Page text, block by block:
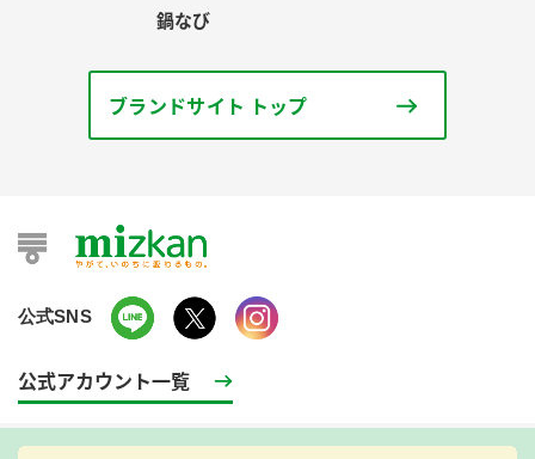
鍋なび
ブランドサイト トップ
公式SNS
公式アカウント一覧